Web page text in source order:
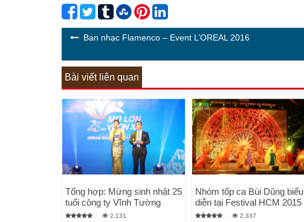
Ban nhạc Flamenco – Event L’OREAL 2016
Bài viết liên quan
Tổng hợp: Mừng sinh nhật 25
tuổi công ty Vĩnh Tường
2,131
Nhóm tốp ca Bùi Dũng biểu
diễn tại Festival HCM 2015
2,337